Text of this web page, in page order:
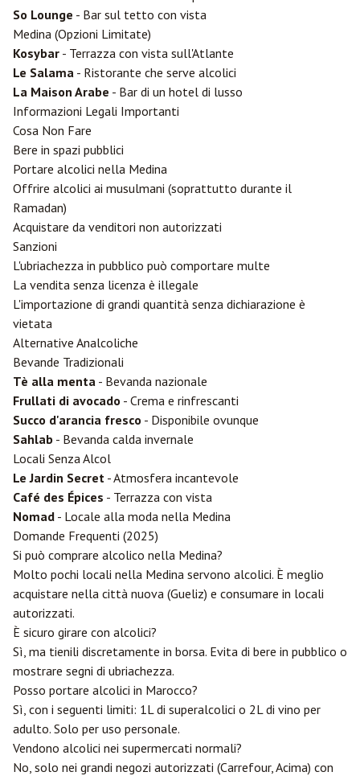
So Lounge - Bar sul tetto con vista
Medina (Opzioni Limitate)
Kosybar - Terrazza con vista sull'Atlante
Le Salama - Ristorante che serve alcolici
La Maison Arabe - Bar di un hotel di lusso
Informazioni Legali Importanti
Cosa Non Fare
Bere in spazi pubblici
Portare alcolici nella Medina
Offrire alcolici ai musulmani (soprattutto durante il
Ramadan)
Acquistare da venditori non autorizzati
Sanzioni
L'ubriachezza in pubblico può comportare multe
La vendita senza licenza è illegale
L'importazione di grandi quantità senza dichiarazione è
vietata
Alternative Analcoliche
Bevande Tradizionali
Tè alla menta - Bevanda nazionale
Frullati di avocado - Crema e rinfrescanti
Succo d'arancia fresco - Disponibile ovunque
Sahlab - Bevanda calda invernale
Locali Senza Alcol
Le Jardin Secret - Atmosfera incantevole
Café des Épices - Terrazza con vista
Nomad - Locale alla moda nella Medina
Domande Frequenti (2025)
Si può comprare alcolico nella Medina?
Molto pochi locali nella Medina servono alcolici. È meglio
acquistare nella città nuova (Gueliz) e consumare in locali
autorizzati.
È sicuro girare con alcolici?
Sì, ma tienili discretamente in borsa. Evita di bere in pubblico o
mostrare segni di ubriachezza.
Posso portare alcolici in Marocco?
Sì, con i seguenti limiti: 1L di superalcolici o 2L di vino per
adulto. Solo per uso personale.
Vendono alcolici nei supermercati normali?
No, solo nei grandi negozi autorizzati (Carrefour, Acima) con